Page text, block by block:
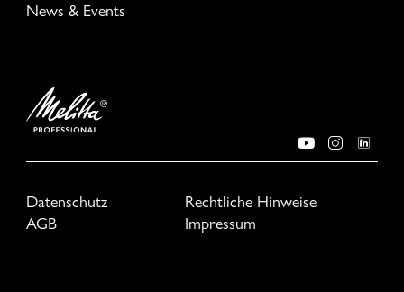
News & Events
Datenschutz
Rechtliche Hinweise
AGB
Impressum